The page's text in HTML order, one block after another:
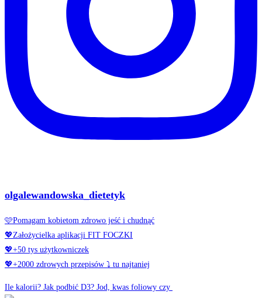
olgalewandowska_dietetyk
🩷Pomagam kobietom zdrowo jeść i chudnąć
💖Założycielka aplikacji FIT FOCZKI
💖+50 tys użytkowniczek
💖+2000 zdrowych przepisów ⤵️ tu najtaniej
Ile kalorii? Jak podbić D3? Jod, kwas foliowy czy